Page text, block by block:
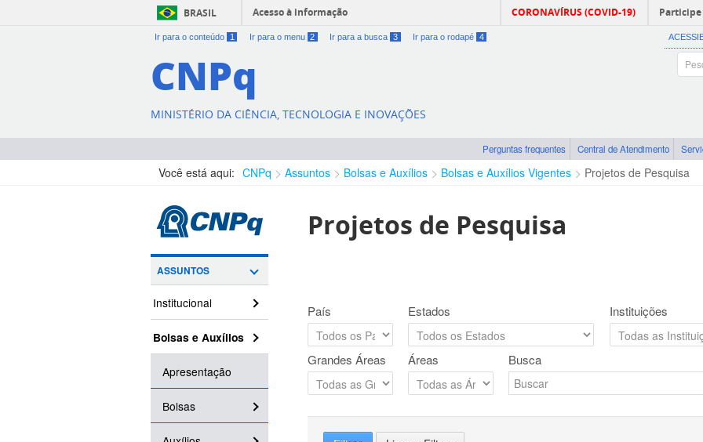
BRASIL Acesso à informação CORONAVÍRUS (COVID-19) Participe
Ir para o conteúdo 1 Ir para o menu 2 Ir para a busca 3 Ir para o rodapé 4
CNPq
MINISTÉRIO DA CIÊNCIA, TECNOLOGIA E INOVAÇÕES
Perguntas frequentes Central de Atendimento
Você está aqui: CNPq Assuntos Bolsas e Auxílios Bolsas e Auxílios Vigentes Projetos de Pesquisa
ASSUNTOS
Institucional
Bolsas e Auxílios
Apresentação
Bolsas
Projetos de Pesquisa
País Estados Instituições
Grandes Áreas Áreas Busca